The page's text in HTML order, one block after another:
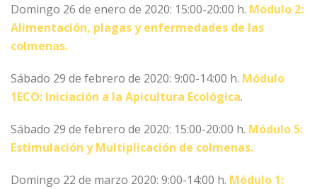
Domingo 26 de enero de 2020: 15:00-20:00 h. Módulo 2:
Alimentación, plagas y enfermedades de las
colmenas.
Sábado 29 de febrero de 2020: 9:00-14:00 h. Módulo
1ECO: Iniciación a la Apicultura Ecológica.
Sábado 29 de febrero de 2020: 15:00-20:00 h. Módulo 5:
Estimulación y Multiplicación de colmenas.
Domingo 22 de marzo 2020: 9:00-14:00 h. Módulo 1: